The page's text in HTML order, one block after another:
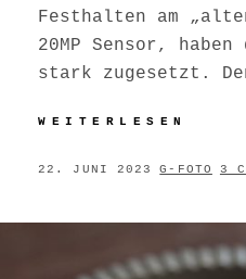
Festhalten am
20MP Sensor, haben
stark zugesetzt.
WEITERLESEN
POSTED
22. JUNI 2023 BY
G-FOTO 3